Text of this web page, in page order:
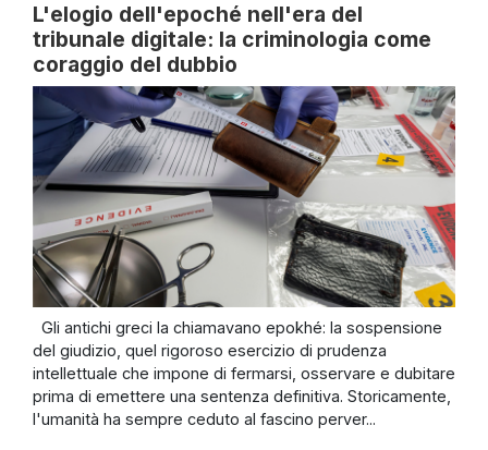
L'elogio dell'epoché nell'era del
tribunale digitale: la criminologia come
coraggio del dubbio
Gli antichi greci la chiamavano epokhé: la sospensione
del giudizio, quel rigoroso esercizio di prudenza
intellettuale che impone di fermarsi, osservare e dubitare
prima di emettere una sentenza definitiva. Storicamente,
l'umanità ha sempre ceduto al fascino perver...